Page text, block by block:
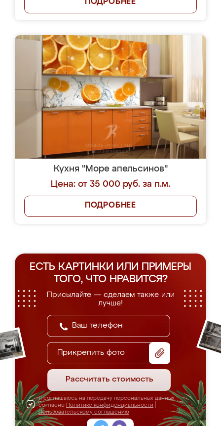
ПОДРОБНЕЕ
Кухня "Море апельсинов"
Цена: от 35 000 руб. за п.м.
ПОДРОБНЕЕ
ЕСТЬ КАРТИНКИ ИЛИ ПРИМЕРЫ
ТОГО, ЧТО НРАВИТСЯ?
Присылайте — сделаем также или
лучше!
Прикрепить фото
Рассчитать стоимость
Я соглашаюсь на передачу персональных данных
согласно Политике конфиденциальности
Пользовательскому соглашению